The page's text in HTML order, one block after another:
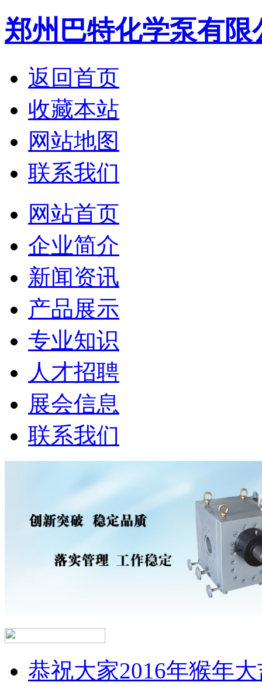
郑州巴特化学泵有限
返回首页
收藏本站
网站地图
联系我们
网站首页
企业简介
新闻资讯
产品展示
专业知识
人才招聘
展会信息
联系我们
恭祝大家2016年猴年